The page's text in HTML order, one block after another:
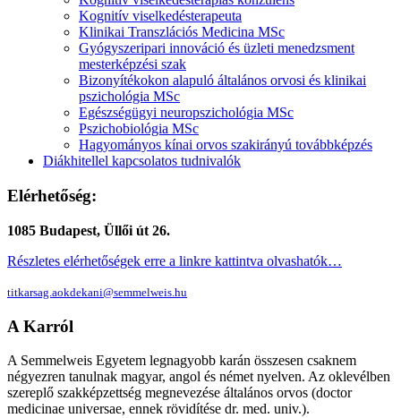
Kognitív viselkedésterapeuta
Klinikai Transzlációs Medicina MSc
Gyógyszeripari innováció és üzleti menedzsment
mesterképzési szak
Bizonyítékokon alapuló általános orvosi és klinikai
pszichológia MSc
Egészségügyi neuropszichológia MSc
Pszichobiológia MSc
Hagyományos kínai orvos szakirányú továbbképzés
Diákhitellel kapcsolatos tudnivalók
Elérhetőség:
1085 Budapest, Üllői út 26.
Részletes elérhetőségek erre a linkre kattintva olvashatók…
titkarsag.aokdekani@semmelweis.hu
A Karról
A Semmelweis Egyetem legnagyobb karán összesen csaknem
négyezren tanulnak magyar, angol és német nyelven. Az oklevélben
szereplő szakképzettség megnevezése általános orvos (doctor
medicinae universae, ennek rövidítése dr. med. univ.).